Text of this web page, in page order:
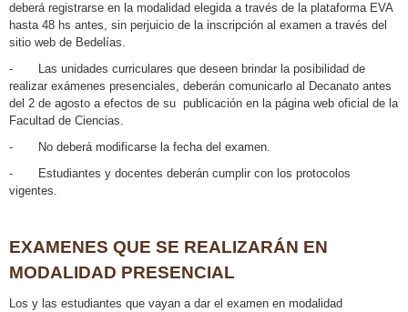
deberá registrarse en la modalidad elegida a través de la plataforma EVA
hasta 48 hs antes, sin perjuicio de la inscripción al examen a través del
sitio web de Bedelías.
- Las unidades curriculares que deseen brindar la posibilidad de
realizar exámenes presenciales, deberán comunicarlo al Decanato antes
del 2 de agosto a efectos de su publicación en la página web oficial de la
Facultad de Ciencias.
- No deberá modificarse la fecha del examen.
- Estudiantes y docentes deberán cumplir con los protocolos
vigentes.
EXAMENES QUE SE REALIZARÁN EN
MODALIDAD PRESENCIAL
Los y las estudiantes que vayan a dar el examen en modalidad